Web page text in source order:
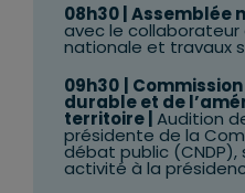
08h30 | Assemblée
avec le collaborateur
nationale et travaux
09h30
|
durable et de
territoire | Audition
présidente de la
débat public (CNDP),
activité à la